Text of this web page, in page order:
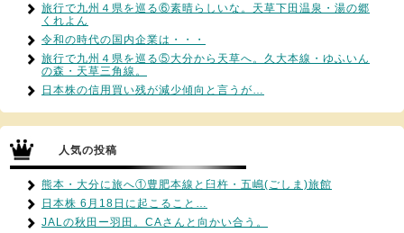
旅行で九州４県を巡る⑥素晴らしいな。天草下田温泉・湯の郷
くれよん
令和の時代の国内企業は・・・
旅行で九州４県を巡る⑤大分から天草へ。久大本線・ゆふいん
の森・天草三角線。
日本株の信用買い残が減少傾向と言うが…
人気の投稿
熊本・大分に旅へ①豊肥本線と臼杵・五嶋(ごしま)旅館
日本株 6月18日に起こること…
JALの秋田ー羽田。CAさんと向かい合う。